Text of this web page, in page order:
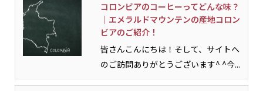
コロンビアのコーヒーってどんな味？
｜エメラルドマウンテンの産地コロン
ビアのご紹介！
皆さんこんにちは！そして、サイトへ
のご訪問ありがとうございます^ ^今...